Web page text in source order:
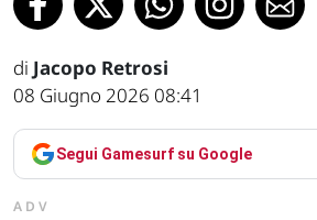
di Jacopo Retrosi
08 Giugno 2026 08:41
Segui Gamesurf su Google
ADV